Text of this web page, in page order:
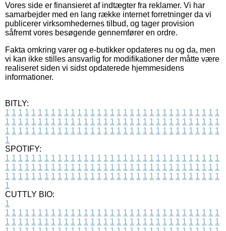
Vores side er finansieret af indtægter fra reklamer. Vi har
samarbejder med en lang række internet forretninger da vi
publicerer virksomhedernes tilbud, og tager provision
såfremt vores besøgende gennemfører en ordre.
Fakta omkring varer og e-butikker opdateres nu og da, men
vi kan ikke stilles ansvarlig for modifikationer der måtte være
realiseret siden vi sidst opdaterede hjemmesidens
informationer.
BITLY:
1 1 1 1 1 1 1 1 1 1 1 1 1 1 1 1 1 1 1 1 1 1 1 1 1 1 1 1 1 1 1 1 1
1 1 1 1 1 1 1 1 1 1 1 1 1 1 1 1 1 1 1 1 1 1 1 1 1 1 1 1 1 1 1 1 1
1 1 1 1 1 1 1 1 1 1 1 1 1 1 1 1 1 1 1 1 1 1 1 1 1 1 1 1 1 1 1 1 1
1
SPOTIFY:
1 1 1 1 1 1 1 1 1 1 1 1 1 1 1 1 1 1 1 1 1 1 1 1 1 1 1 1 1 1 1 1 1
1 1 1 1 1 1 1 1 1 1 1 1 1 1 1 1 1 1 1 1 1 1 1 1 1 1 1 1 1 1 1 1 1
1 1 1 1 1 1 1 1 1 1 1 1 1 1 1 1 1 1 1 1 1 1 1 1 1 1 1 1 1 1 1 1 1
1
CUTTLY BIO:
1
1 1 1 1 1 1 1 1 1 1 1 1 1 1 1 1 1 1 1 1 1 1 1 1 1 1 1 1 1 1 1 1 1
1 1 1 1 1 1 1 1 1 1 1 1 1 1 1 1 1 1 1 1 1 1 1 1 1 1 1 1 1 1 1 1 1